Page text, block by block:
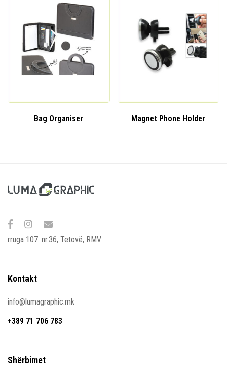
Bag Organiser Magnet Phone Holder
rruga 107. nr.36, Tetovë, RMV
Kontakt
info@lumagraphic.mk
+389 71 706 783
Shërbimet